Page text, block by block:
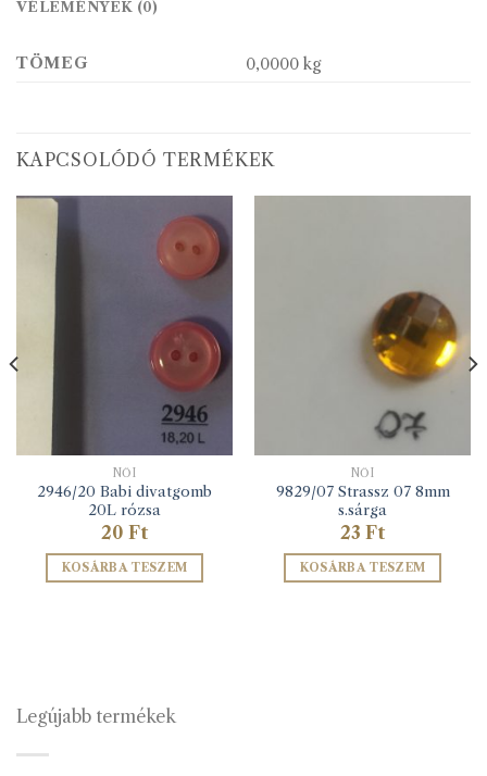
VÉLEMÉNYEK (0)
TÖMEG 0,0000 kg
KAPCSOLÓDÓ TERMÉKEK
NŐI
2946/20 Babi divatgomb
20L rózsa
20 Ft
KOSÁRBA TESZEM
NŐI
9829/07 Strassz 07 8mm
s.sárga
23 Ft
KOSÁRBA TESZEM
Legújabb termékek